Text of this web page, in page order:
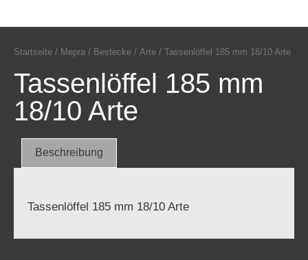
Startseite / Mepra / Bestecke / Arte / Tassenlöffel 185 mm 18/10 Arte
Tassenlöffel 185 mm
18/10 Arte
Beschreibung
Tassenlöffel 185 mm 18/10 Arte